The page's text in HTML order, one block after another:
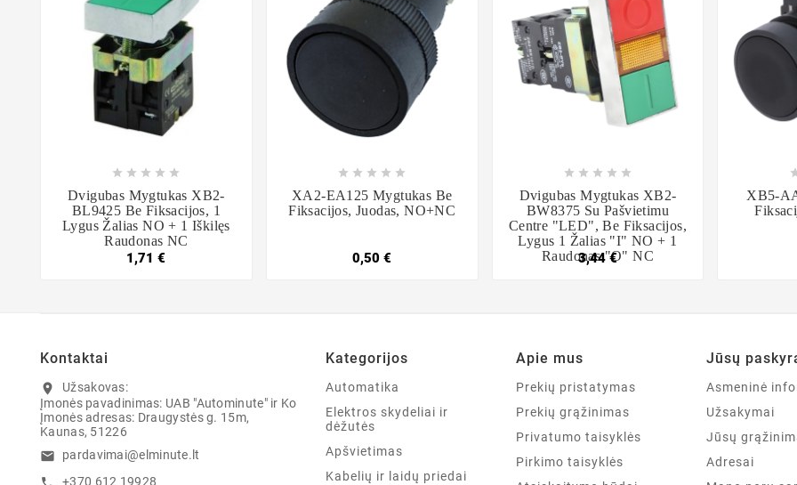
    
Dvigubas Mygtukas XB2-
BL9425 Be Fiksacijos, 1
Lygus Žalias NO + 1 Iškilęs
Raudonas NC
1,71 €
    
XA2-EA125 Mygtukas Be
Fiksacijos, Juodas, NO+NC
0,50 €
    
Dvigubas Mygtukas XB2-
BW8375 Su Pašvietimu
Centre "LED", Be Fiksacijos,
Lygus 1 Žalias "I" NO + 1
Raudonas "O" NC
3,44 €
XB5-
Kontaktai
location_on
Užsakovas:
Įmonės pavadinimas: UAB "Autominute" ir Ko
Įmonės adresas: Draugystės g. 15m,
Kaunas, 51226
email pardavimai@elminute.lt
+370 612 19928
Kategorijos
Automatika
Elektros skydeliai ir
dėžutės
Apšvietimas
Kabelių ir laidų priedai
Apie mus
Prekių pristatymas
Prekių grąžinimas
Privatumo taisyklės
Pirkimo taisyklės
Jūsų
Asmeninė
Užsakymai
Jūsų
Adresai